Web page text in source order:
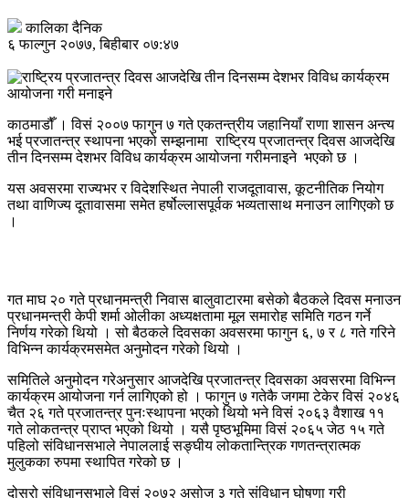
कालिका दैनिक
६ फाल्गुन २०७७, बिहीबार ०७:४७
काठमाडौँ । विसं २००७ फागुन ७ गते एकतन्त्रीय जहानियाँ राणा शासन अन्त्य
भई प्रजातन्त्र स्थापना भएको सम्झनामा राष्ट्रिय प्रजातन्त्र दिवस आजदेखि
तीन दिनसम्म देशभर विविध कार्यक्रम आयोजना गरीमनाइने भएको छ ।
यस अवसरमा राज्यभर र विदेशस्थित नेपाली राजदूतावास, कूटनीतिक नियोग
तथा वाणिज्य दूतावासमा समेत हर्षोल्लासपूर्वक भव्यतासाथ मनाउन लागिएको छ
।
गत माघ २० गते प्रधानमन्त्री निवास बालुवाटारमा बसेको बैठकले दिवस मनाउन
प्रधानमन्त्री केपी शर्मा ओलीका अध्यक्षतामा मूल समारोह समिति गठन गर्ने
निर्णय गरेको थियो । सो बैठकले दिवसका अवसरमा फागुन ६, ७ र ८ गते गरिने
विभिन्न कार्यक्रमसमेत अनुमोदन गरेको थियो ।
समितिले अनुमोदन गरेअनुसार आजदेखि प्रजातन्त्र दिवसका अवसरमा विभिन्न
कार्यक्रम आयोजना गर्न लागिएको हो । फागुन ७ गतेकै जगमा टेकेर विसं २०४६
चैत २६ गते प्रजातन्त्र पुनःस्थापना भएको थियो भने विसं २०६३ वैशाख ११
गते लोकतन्त्र प्राप्त भएको थियो । यसै पृष्ठभूमिमा विसं २०६५ जेठ १५ गते
पहिलो संविधानसभाले नेपाललाई सङ्घीय लोकतान्त्रिक गणतन्त्रात्मक
मुलुकका रुपमा स्थापित गरेको छ ।
दोस्रो संविधानसभाले विसं २०७२ असोज ३ गते संविधान घोषणा गरी